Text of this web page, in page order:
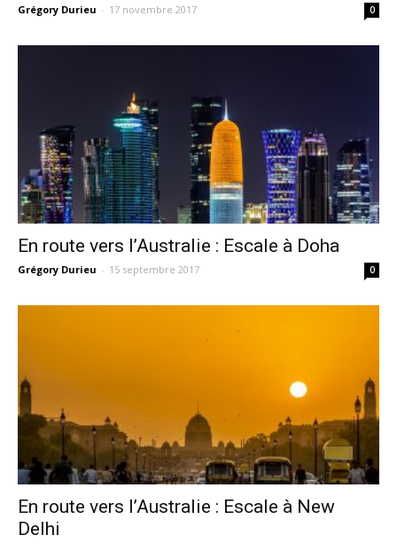
Grégory Durieu - 17 novembre 2017 0
En route vers l’Australie : Escale à Doha
Grégory Durieu - 15 septembre 2017 0
En route vers l’Australie : Escale à New
Delhi